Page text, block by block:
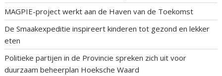
MAGPIE-project werkt aan de Haven van de Toekomst
De Smaakexpeditie inspireert kinderen tot gezond en lekker
eten
Politieke partijen in de Provincie spreken zich uit voor
duurzaam beheerplan Hoeksche Waard